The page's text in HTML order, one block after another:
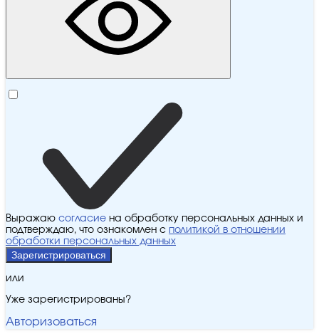
Выражаю согласие на обработку персональных данных и
подтверждаю, что ознакомлен с политикой в отношении
обработки персональных данных
Зарегистрироваться
или
Уже зарегистрированы?
Авторизоваться